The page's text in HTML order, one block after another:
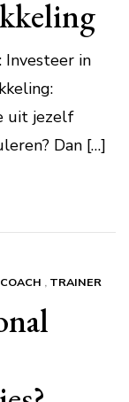
Investeer in
uit jezelf
Dan […]
COACH , TRAINER